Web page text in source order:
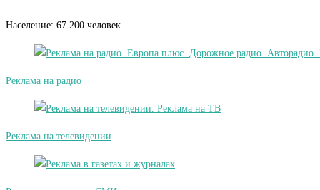
Население: 67 200 человек.
Реклама на радио
Реклама на телевидении